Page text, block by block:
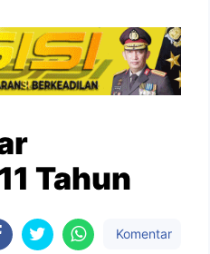
Tahun
Komentar